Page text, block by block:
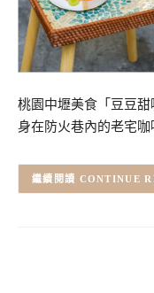
桃園中壢美食「豆豆
身在防火巷內的老宅
CONTINUE